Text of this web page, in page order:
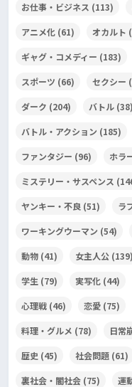
お仕事・ビジネス (113)
アニメ化 (61) オカルト
ギャグ・コメディー (183)
スポーツ (66) セクシー
ダーク (204) バトル (38)
バトル・アクション (185)
ファンタジー (96) ホラ
ミステリー・サスペンス
ヤンキー・不良 (51) ラ
ワーキングウーマン (54)
動物 (41) 女主人公 (139)
学生 (79) 実写化 (44)
心理戦 (46) 恋愛 (75)
料理・グルメ (78) 日常
歴史 (45) 社会問題 (61)
裏社会・闇社会 (75) 運